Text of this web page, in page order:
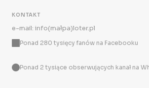
KONTAKT
e-mail: info(małpa)loter.pl
Ponad 280 tysięcy fanów na Facebooku
Ponad 2 tysiące obserwujących kanał na